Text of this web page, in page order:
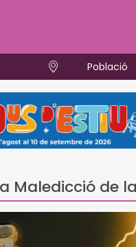
Població
Maledicció de